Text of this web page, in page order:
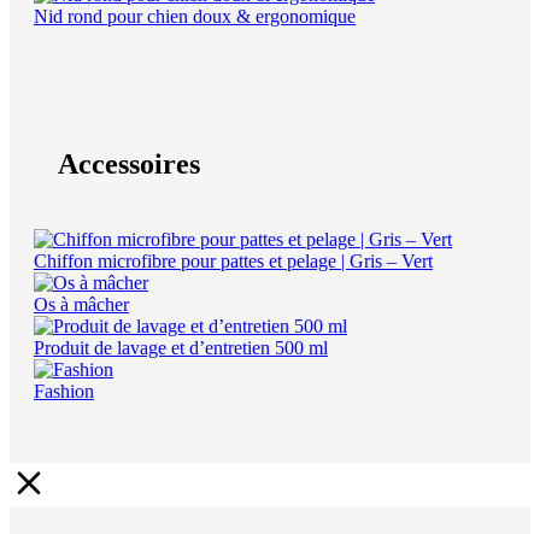
Nid rond pour chien doux & ergonomique
Accessoires
Chiffon microfibre pour pattes et pelage | Gris – Vert
Os à mâcher
Produit de lavage et d’entretien 500 ml
Fashion